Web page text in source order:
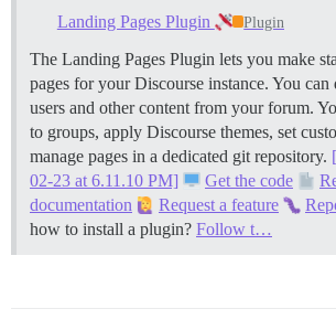
Landing Pages Plugin Plugin
The Landing Pages Plugin lets you make
pages for your Discourse instance. You can
users and other content from your forum.
to groups, apply Discourse themes, set
manage pages in a dedicated git repository.
02-23 at 6.11.10 PM]
Get the code
documentation
Request a feature
how to install a plugin? Follow t…